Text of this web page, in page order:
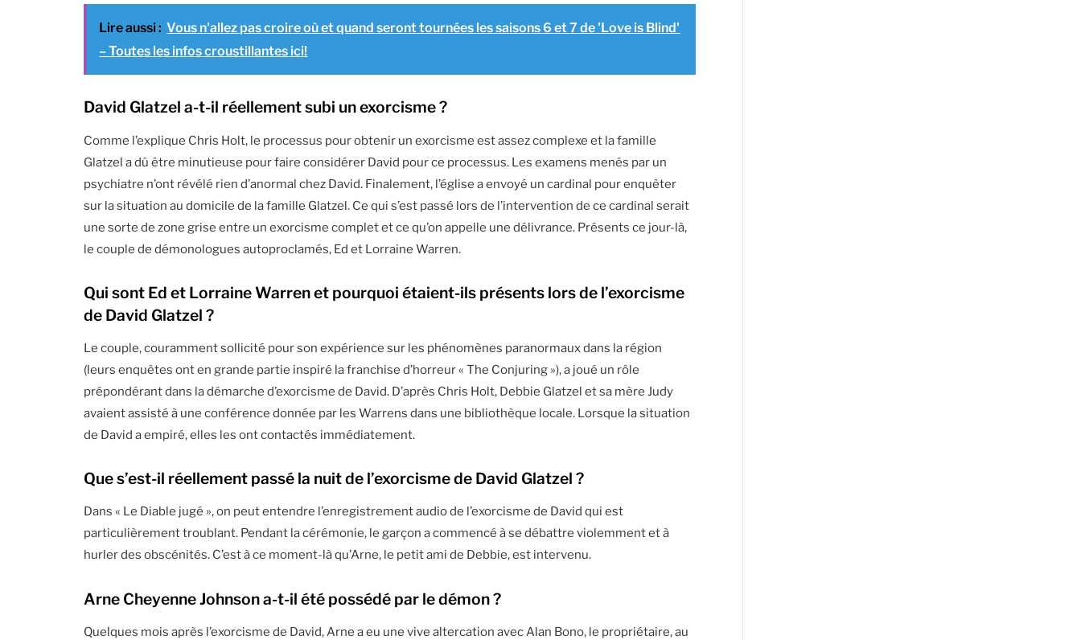
Lire aussi : Vous n'allez pas croire où et quand seront tournées les saisons 6 et 7 de 'Love is Blind'
– Toutes les infos croustillantes ici!
David Glatzel a-t-il réellement subi un exorcisme ?
Comme l’explique Chris Holt, le processus pour obtenir un exorcisme est assez complexe et la famille
Glatzel a dû être minutieuse pour faire considérer David pour ce processus. Les examens menés par un
psychiatre n’ont révélé rien d’anormal chez David. Finalement, l’église a envoyé un cardinal pour enquêter
sur la situation au domicile de la famille Glatzel. Ce qui s’est passé lors de l’intervention de ce cardinal serait
une sorte de zone grise entre un exorcisme complet et ce qu’on appelle une délivrance. Présents ce jour-là,
le couple de démonologues autoproclamés, Ed et Lorraine Warren.
Qui sont Ed et Lorraine Warren et pourquoi étaient-ils présents lors de l’exorcisme
de David Glatzel ?
Le couple, couramment sollicité pour son expérience sur les phénomènes paranormaux dans la région
(leurs enquêtes ont en grande partie inspiré la franchise d’horreur « The Conjuring »), a joué un rôle
prépondérant dans la démarche d’exorcisme de David. D’après Chris Holt, Debbie Glatzel et sa mère Judy
avaient assisté à une conférence donnée par les Warrens dans une bibliothèque locale. Lorsque la situation
de David a empiré, elles les ont contactés immédiatement.
Que s’est-il réellement passé la nuit de l’exorcisme de David Glatzel ?
Dans « Le Diable jugé », on peut entendre l’enregistrement audio de l’exorcisme de David qui est
particulièrement troublant. Pendant la cérémonie, le garçon a commencé à se débattre violemment et à
hurler des obscénités. C’est à ce moment-là qu’Arne, le petit ami de Debbie, est intervenu.
Arne Cheyenne Johnson a-t-il été possédé par le démon ?
Quelques mois après l’exorcisme de David, Arne a eu une vive altercation avec Alan Bono, le propriétaire, au